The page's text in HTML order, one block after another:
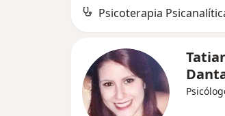
Psicoterapia